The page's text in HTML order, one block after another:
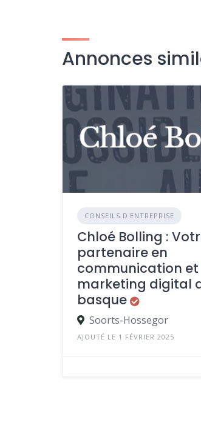
Annonces
CONSEILS D'ENTREPRISE
Chloé Bolling :
partenaire en
communication et
marketing digital
basque
Soorts-Hossegor
AJOUTÉ LE 1 FÉVRIER 2025